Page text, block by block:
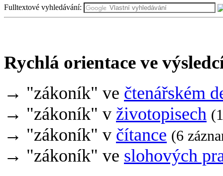
Fulltextové vyhledávání:
Rychlá orientace ve
→ "zákoník" ve čtenářském
→ "zákoník" v životopisech
→ "zákoník" v čítance (6
→ "zákoník" ve slohových